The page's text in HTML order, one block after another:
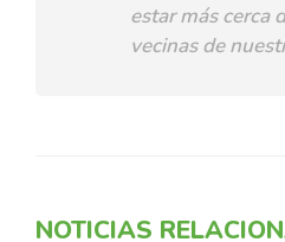
estar más cerca
vecinas de
NOTICIAS